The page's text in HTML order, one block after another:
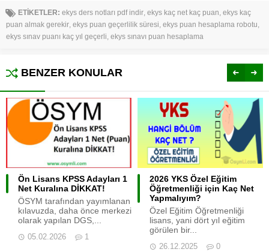
ETİKETLER: ekys ders notları pdf indir ekys kaç net kaç puan ekys kaç
puan almak gerekir ekys puan geçerlilik süresi ekys puan hesaplama robotu
ekys sınav puanı kaç yıl geçerli ekys sınavı puan hesaplama
BENZER KONULAR
Ön Lisans KPSS Adayları 1
Net Kuralına DİKKAT!
ÖSYM tarafından yayımlanan
kılavuzda, daha önce merkezi
olarak yapılan DGS,...
05.02.2026 1
2026 YKS Özel Eğitim
Öğretmenliği için Kaç Net
Yapmalıyım?
Özel Eğitim Öğretmenliği
lisans, yani dört yıl eğitim
görülen bir...
26.12.2025 0